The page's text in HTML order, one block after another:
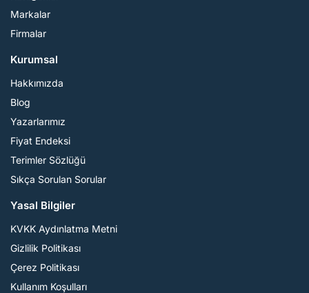
Markalar
Firmalar
Kurumsal
Hakkımızda
Blog
Yazarlarımız
Fiyat Endeksi
Terimler Sözlüğü
Sıkça Sorulan Sorular
Yasal Bilgiler
KVKK Aydınlatma Metni
Gizlilik Politikası
Çerez Politikası
Kullanım Koşulları